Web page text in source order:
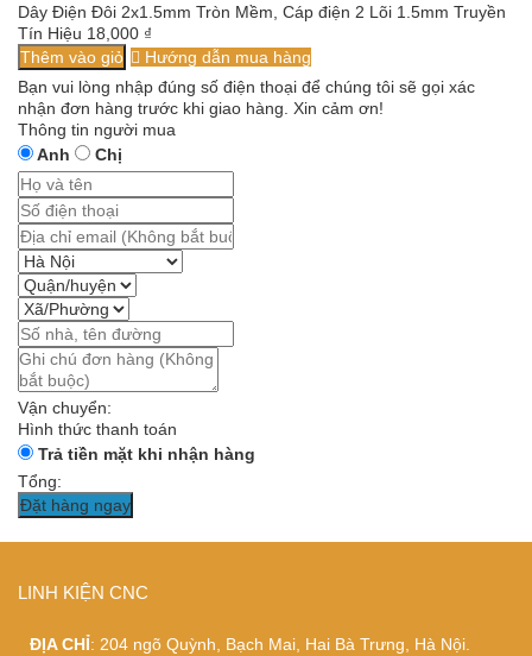
Dây Điện Đôi 2x1.5mm Tròn Mềm, Cáp điện 2 Lõi 1.5mm Truyền
Tín Hiệu 18,000 ₫
Thêm vào giỏ
Hướng dẫn mua hàng
Bạn vui lòng nhập đúng số điện thoại để chúng tôi sẽ gọi xác
nhận đơn hàng trước khi giao hàng. Xin cảm ơn!
Thông tin người mua
Anh
Chị
Vận chuyển:
Hình thức thanh toán
Trả tiền mặt khi nhận hàng
Tổng:
Đặt hàng ngay
LINH KIỆN CNC
ĐỊA CHỈ: 204 ngõ Quỳnh, Bạch Mai, Hai Bà Trưng, Hà Nội.